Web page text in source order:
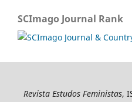
SCImago Journal Rank
Revista Estudos Feministas,